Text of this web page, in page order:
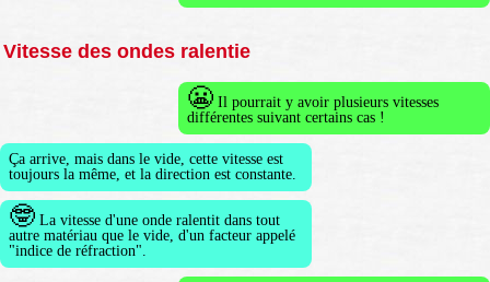
Vitesse des ondes ralentie
😬 Il pourrait y avoir plusieurs vitesses
différentes suivant certains cas !
Ça arrive, mais dans le vide, cette vitesse est
toujours la même, et la direction est constante.
🤓 La vitesse d'une onde ralentit dans tout
autre matériau que le vide, d'un facteur appelé
"indice de réfraction".